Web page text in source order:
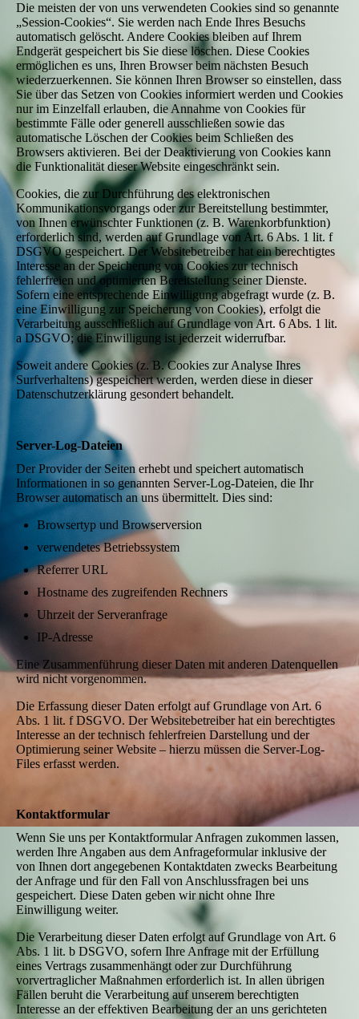
Die meisten der von uns verwendeten Cookies sind so genannte
„Session-Cookies“. Sie werden nach Ende Ihres Besuchs
automatisch gelöscht. Andere Cookies bleiben auf Ihrem
Endgerät gespeichert bis Sie diese löschen. Diese Cookies
ermöglichen es uns, Ihren Browser beim nächsten Besuch
wiederzuerkennen. Sie können Ihren Browser so einstellen, dass
Sie über das Setzen von Cookies informiert werden und Cookies
nur im Einzelfall erlauben, die Annahme von Cookies für
bestimmte Fälle oder generell ausschließen sowie das
automatische Löschen der Cookies beim Schließen des
Browsers aktivieren. Bei der Deaktivierung von Cookies kann
die Funktionalität dieser Website eingeschränkt sein.
Cookies, die zur Durchführung des elektronischen
Kommunikationsvorgangs oder zur Bereitstellung bestimmter,
von Ihnen erwünschter Funktionen (z. B. Warenkorbfunktion)
erforderlich sind, werden auf Grundlage von Art. 6 Abs. 1 lit. f
DSGVO gespeichert. Der Websitebetreiber hat ein berechtigtes
Interesse an der Speicherung von Cookies zur technisch
fehlerfreien und optimierten Bereitstellung seiner Dienste.
Sofern eine entsprechende Einwilligung abgefragt wurde (z. B.
eine Einwilligung zur Speicherung von Cookies), erfolgt die
Verarbeitung ausschließlich auf Grundlage von Art. 6 Abs. 1 lit.
a DSGVO; die Einwilligung ist jederzeit widerrufbar.
Soweit andere Cookies (z. B. Cookies zur Analyse Ihres
Surfverhaltens) gespeichert werden, werden diese in dieser
Datenschutzerklärung gesondert behandelt.
Server-Log-Dateien
Der Provider der Seiten erhebt und speichert automatisch
Informationen in so genannten Server-Log-Dateien, die Ihr
Browser automatisch an uns übermittelt. Dies sind:
Browsertyp und Browserversion
verwendetes Betriebssystem
Referrer URL
Hostname des zugreifenden Rechners
Uhrzeit der Serveranfrage
IP-Adresse
Eine Zusammenführung dieser Daten mit anderen Datenquellen
wird nicht vorgenommen.
Die Erfassung dieser Daten erfolgt auf Grundlage von Art. 6
Abs. 1 lit. f DSGVO. Der Websitebetreiber hat ein berechtigtes
Interesse an der technisch fehlerfreien Darstellung und der
Optimierung seiner Website – hierzu müssen die Server-Log-
Files erfasst werden.
Kontaktformular
Wenn Sie uns per Kontaktformular Anfragen zukommen lassen,
werden Ihre Angaben aus dem Anfrageformular inklusive der
von Ihnen dort angegebenen Kontaktdaten zwecks Bearbeitung
der Anfrage und für den Fall von Anschlussfragen bei uns
gespeichert. Diese Daten geben wir nicht ohne Ihre
Einwilligung weiter.
Die Verarbeitung dieser Daten erfolgt auf Grundlage von Art. 6
Abs. 1 lit. b DSGVO, sofern Ihre Anfrage mit der Erfüllung
eines Vertrags zusammenhängt oder zur Durchführung
vorvertraglicher Maßnahmen erforderlich ist. In allen übrigen
Fällen beruht die Verarbeitung auf unserem berechtigten
Interesse an der effektiven Bearbeitung der an uns gerichteten